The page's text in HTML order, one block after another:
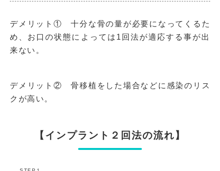
デメリット① 十分な骨の量が必要になってくるた
め、お口の状態によっては1回法が適応する事が出
来ない。
デメリット② 骨移植をした場合などに感染のリス
クが高い。
【インプラント２回法の流れ】